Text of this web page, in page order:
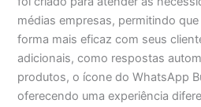
médias empresas, permitindo
forma mais eficaz com seus
adicionais, como respostas
produtos, o ícone do WhatsApp
oferecendo uma experiência